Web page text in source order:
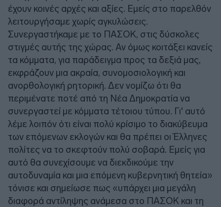
έχουν κοινές αρχές και αξίες. Εμείς στο παρελθόν
λειτουργήσαμε χωρίς αγκυλώσεις.
Συνεργαστήκαμε με το ΠΑΣΟΚ, στις δύσκολες
στιγμές αυτής της χώρας. Αν όμως κοιτάξει κανείς
τα κόμματα, για παράδειγμα προς τα δεξιά μας,
εκφράζουν μια ακραία, συνομοσιολογική και
ανορθολογική ρητορική. Δεν νομίζω ότι θα
περιμένατε ποτέ από τη Νέα Δημοκρατία να
συνεργαστεί με κόμματα τέτοιου τύπου. Γι' αυτό
λέμε λοιπόν ότι είναι πολύ κρίσιμο το διακύβευμα
των επόμενων εκλογών και θα πρέπει οι Έλληνες
πολίτες να το σκεφτούν πολύ σοβαρά. Εμείς για
αυτό θα συνεχίσουμε να διεκδικούμε την
αυτοδυναμία και μια επόμενη κυβερνητική θητεία»
τόνισε και σημείωσε πως «υπάρχει μια μεγάλη
διαφορά αντίληψης ανάμεσα στο ΠΑΣΟΚ και τη